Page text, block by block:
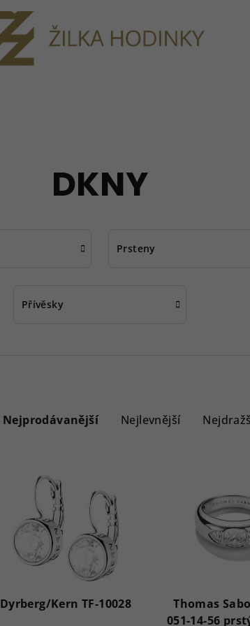
DKNY
Prsteny
Přívěsky
a
o
Nejprodávanější Nejlevnější
p
Dyrberg/Kern TF-10028
Thomas
051-14-56